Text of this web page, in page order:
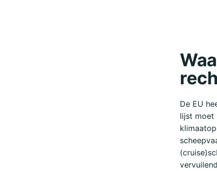
De EU
lijst moet